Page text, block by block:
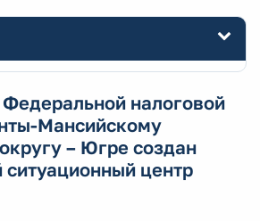
налоговой
Мансийскому
– Югре создан
ситуационный центр